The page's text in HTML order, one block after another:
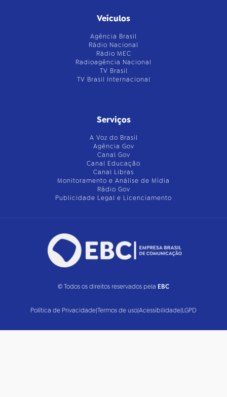
Veículos
Agência Brasil
Rádio Nacional
Rádio MEC
Radioagência Nacional
TV Brasil
TV Brasil Internacional
Serviços
A Voz do Brasil
Agência Gov
Canal Gov
Canal Educação
Canal Libras
Monitoramento e Análise de Mídia
Rádio Gov
Publicidade Legal e Licenciamento
© Todos os direitos reservados pela EBC
Política de Privacidade|Termos de uso|Acessibilidade|LGPD